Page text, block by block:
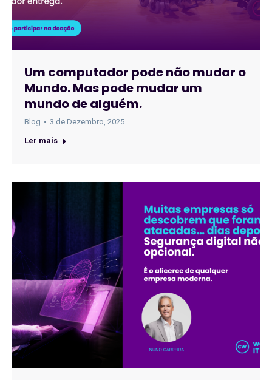
Um computador pode não mudar o
Mundo. Mas pode mudar um
mundo de alguém.
Blog 3 de Dezembro, 2025
Ler mais